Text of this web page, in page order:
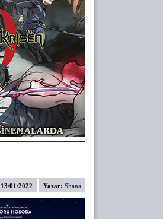
Yazar: Shana
13/01/2022